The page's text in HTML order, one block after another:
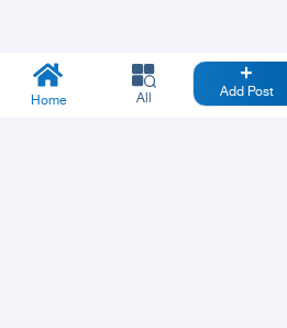
Home All Add Post